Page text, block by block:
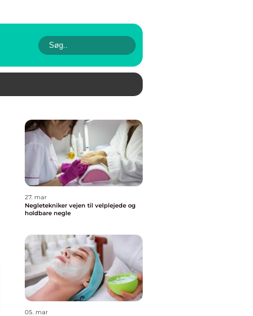
27. mar
Negletekniker vejen til velplejede og
holdbare negle
05. mar